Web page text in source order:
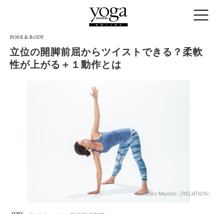
POSE & BODY
立位の開脚前屈からツイストできる？柔軟
性が上がる＋１動作とは
Nobuhiro Miyoshi（RELATION）